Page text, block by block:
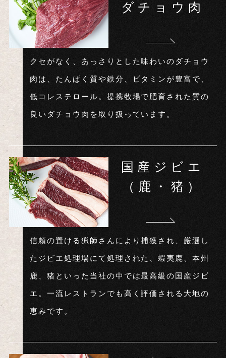
ダチョウ肉
クセがなく、あっさりとした味わいのダチョウ
肉は、たんぱく質や鉄分、ビタミンが豊富で、
低コレステロール。提携牧場で肥育された質の
良いダチョウ肉を取り扱っています。
国産ジビエ
（鹿・猪）
信頼の置ける猟師さんにより捕獲され、厳選し
たジビエ処理場にて処理された、蝦夷鹿、本州
鹿、猪といった当社の中では最高級の国産ジビ
エ。一流レストランでも高く評価される大地の
恵みです。